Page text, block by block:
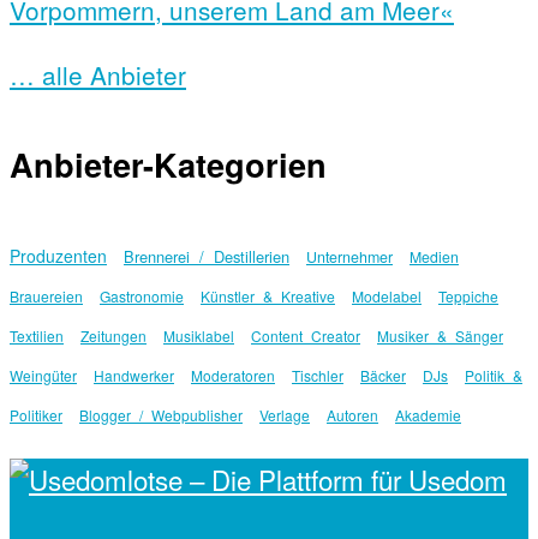
Vorpommern, unserem Land am Meer«
… alle Anbieter
Anbieter-Kategorien
Produzenten Brennerei / Destillerien Unternehmer
Medien
Brauereien
Gastronomie Künstler & Kreative Modelabel
Teppiche
Textilien
Zeitungen Musiklabel Content Creator
Musiker & Sänger
Weingüter
Handwerker Moderatoren Tischler Bäcker DJs
Politik &
Politiker
Blogger / Webpublisher Verlage Autoren Akademie